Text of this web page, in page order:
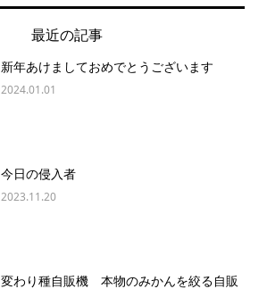
最近の記事
新年あけましておめでとうございます
2024.01.01
今日の侵入者
2023.11.20
変わり種自販機 本物のみかんを絞る自販